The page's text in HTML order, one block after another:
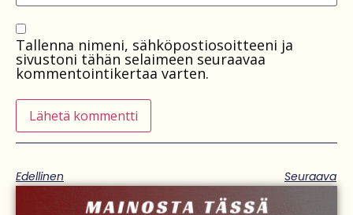
Tallenna nimeni, sähköpostiosoitteeni ja
sivustoni tähän selaimeen seuraavaa
kommentointikertaa varten.
Edellinen Seuraava